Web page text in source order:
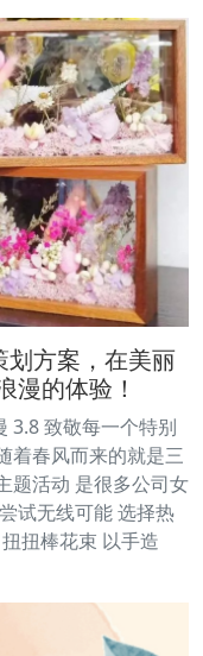
划方案，在美丽
漫的体验！
3.8 致敬每一个特别
着春风而来的就是三
题活动 是很多公司女
试无线可能 选择热
扭棒花束 以手造